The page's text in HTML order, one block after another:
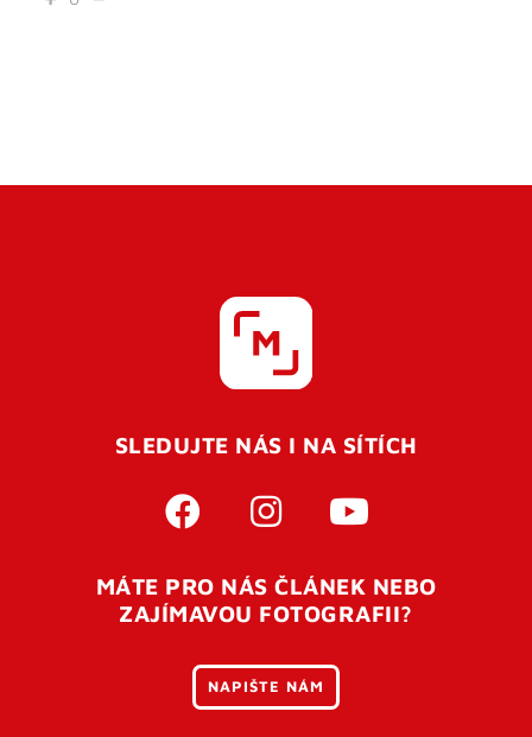
SLEDUJTE NÁS I NA SÍTÍCH
MÁTE PRO NÁS ČLÁNEK NEBO
ZAJÍMAVOU FOTOGRAFII?
NAPIŠTE NÁM